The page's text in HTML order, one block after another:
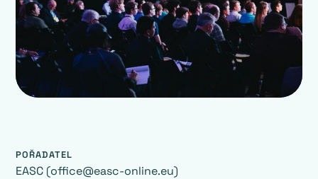
POŘADATEL
EASC (office@easc-online.eu)